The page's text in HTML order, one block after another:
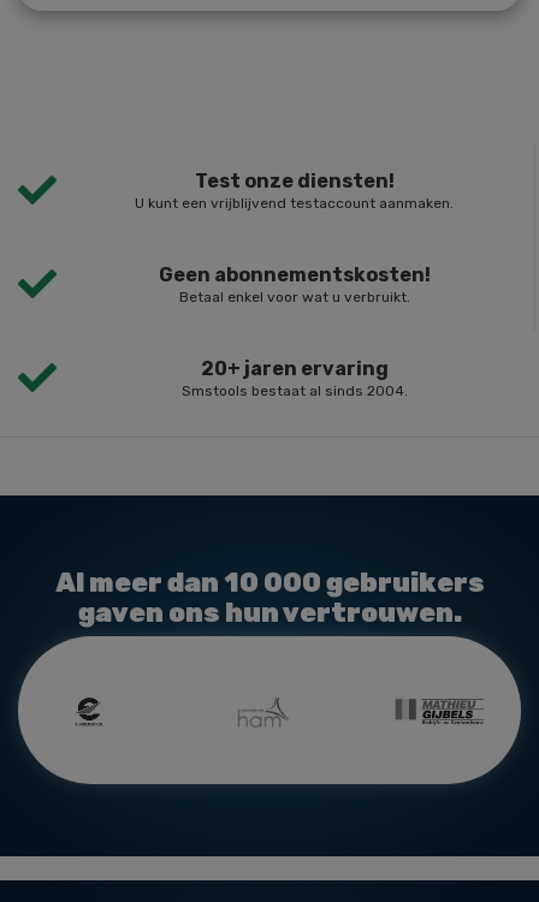
Test onze diensten!
U kunt een vrijblijvend testaccount aanmaken.
Geen abonnementskosten!
Betaal enkel voor wat u verbruikt.
20+ jaren ervaring
Smstools bestaat al sinds 2004.
Al meer dan 10 000gebruikers
gaven ons hun vertrouwen.